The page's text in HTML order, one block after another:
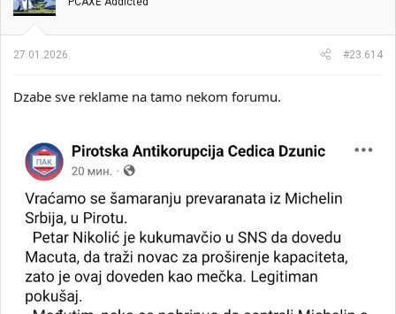
27.01.2026. #23.614
Dzabe sve reklame na tamo nekom forumu.